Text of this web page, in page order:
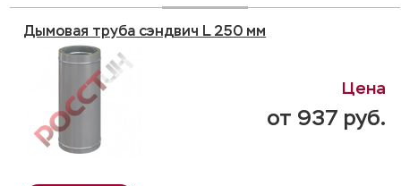
Дымовая труба сэндвич L 250 мм
от 937 руб.